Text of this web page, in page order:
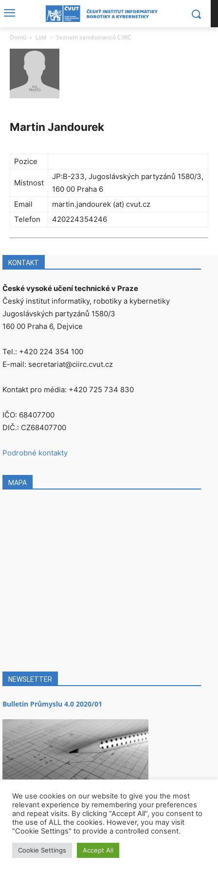
Domů Lidé Seznam zaměstnanců CIIRC
Martin Jandourek
Pozice
Místnost
JP:B-233, Jugoslávských partyzánů 1580/3,
160 00 Praha 6
Email
martin.jandourek (at) cvut.cz
Telefon
420224354246
KONTAKT
České vysoké učení technické v Praze
Český institut informatiky, robotiky a kybernetiky
Jugoslávských partyzánů 1580/3
160 00 Praha 6, Dejvice
Tel.: +420 224 354 100
E-mail: secretariat@ciirc.cvut.cz
Kontakt pro média: +420 725 734 830
IČO: 68407700
DIČ.: CZ68407700
Podrobné kontakty
MAPA
NEWSLETTER
Bulletin Průmyslu 4.0 2020/01
We use cookies on our website to give you the most
relevant experience by remembering your preferences
and repeat visits. By clicking “Accept All”, you consent to
the use of ALL the cookies. However, you may visit
"Cookie Settings" to provide a controlled consent.
Cookie Settings Accept All